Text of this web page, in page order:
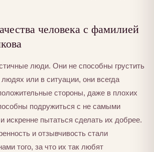
человека с фамилией
люди. Они не способны грустить
или в ситуации, они всегда
стороны, даже в плохих
подружиться с не самыми
пытаться сделать их добрее.
и отзывчивость стали
того, за что их так любят